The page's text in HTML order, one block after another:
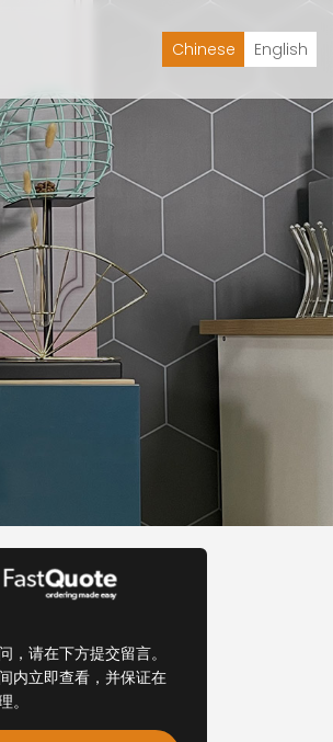
Chinese English
，请在下方提交留言。
内立即查看，并保证在
。